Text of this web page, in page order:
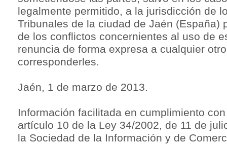
legalmente permitido, a la jurisdicción de
Tribunales de la ciudad de Jaén (España)
de los conflictos concernientes al uso de
renuncia de forma expresa a cualquier
corresponderles.
Jaén, 1 de marzo de 2013.
Información facilitada en cumplimiento
artículo 10 de la Ley 34/2002, de 11 de
la Sociedad de la Información y de